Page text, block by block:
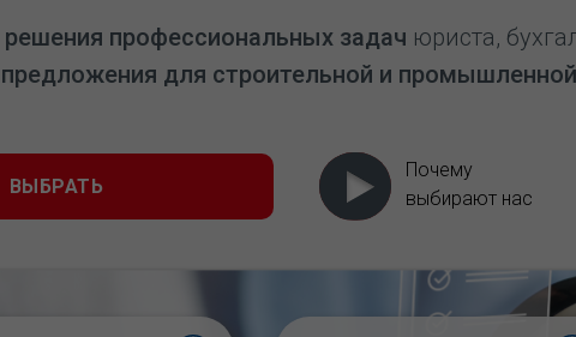
профессиональных задач юриста,
для строительной и
ВЫБРАТЬ
Почему
выбирают нас